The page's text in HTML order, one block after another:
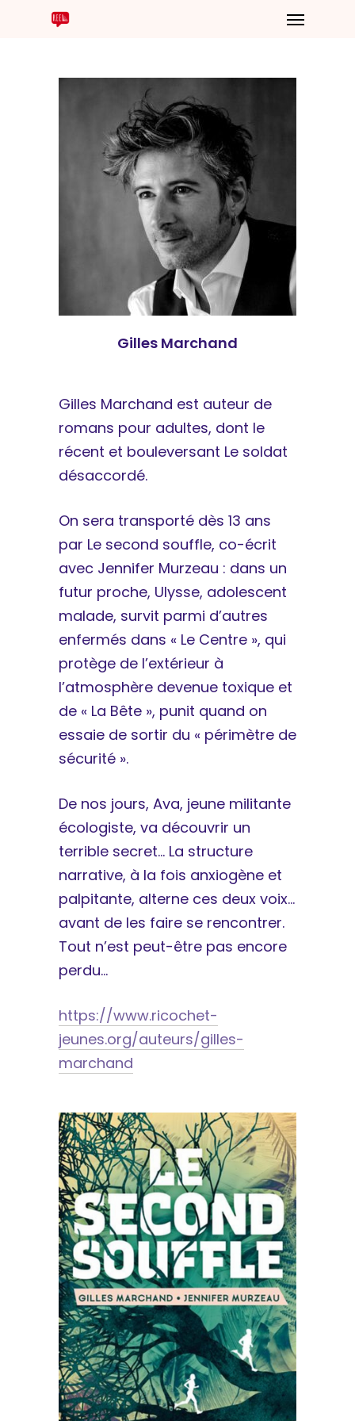
Gilles Marchand
Gilles Marchand est auteur de
romans pour adultes, dont le
récent et bouleversant Le soldat
désaccordé.
On sera transporté dès 13 ans
par Le second souffle, co-écrit
avec Jennifer Murzeau : dans un
futur proche, Ulysse, adolescent
malade, survit parmi d’autres
enfermés dans « Le Centre », qui
protège de l’extérieur à
l’atmosphère devenue toxique et
de « La Bête », punit quand on
essaie de sortir du « périmètre de
sécurité ».
De nos jours, Ava, jeune militante
écologiste, va découvrir un
terrible secret… La structure
narrative, à la fois anxiogène et
palpitante, alterne ces deux voix…
avant de les faire se rencontrer.
Tout n’est peut-être pas encore
perdu…
https://www.ricochet-
jeunes.org/auteurs/gilles-
marchand